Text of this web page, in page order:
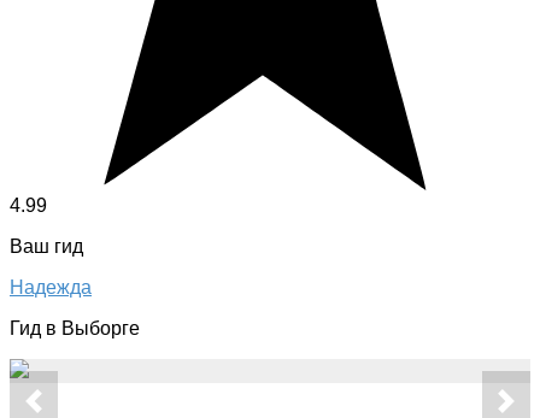
4.99
Ваш гид
Надежда
Гид в Выборге